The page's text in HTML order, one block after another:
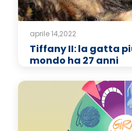
aprile 14,2022
Tiffany II: la gatta
mondo ha 27 anni